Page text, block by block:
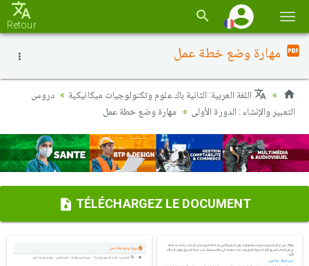
la
Retour
مهارة وضع خطة عمل
اللغة العربية: الثانية باك علوم وتكنولوجيات ميكانيكية
دروس
التعبير والإنشاء : الدورة الأولى
مهارة وضع خطة عمل
TÉLÉCHARGEZ LE DOCUMENT